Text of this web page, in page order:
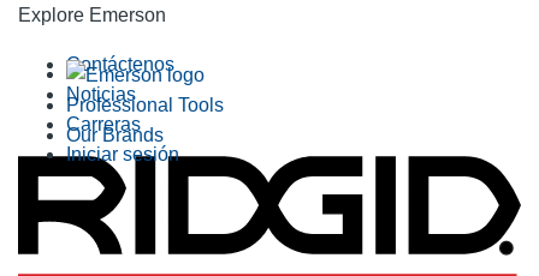
Explore Emerson
Professional Tools
Our Brands
Contáctenos
Noticias
Carreras
Iniciar sesión